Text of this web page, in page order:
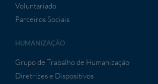
Voluntariado
Parceiros Sociais
HUMANIZAÇÃO
Grupo de Trabalho de Humanização
Diretrizes e Dispositivos